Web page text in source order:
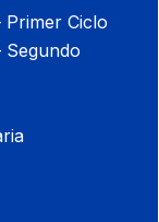
Primer Ciclo
Segundo